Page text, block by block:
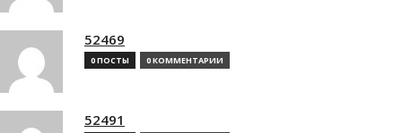
52469
0 ПОСТЫ 0 КОММЕНТАРИИ
52491